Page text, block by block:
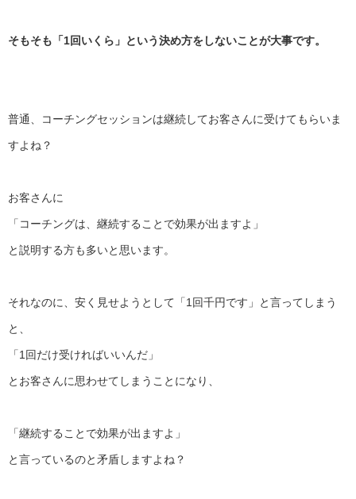
そもそも「1回いくら」という決め方をしないことが大事です。
普通、 コーチングセッションは継続してお客さんに受けてもらいま
すよね ？
お客さんに
「コーチングは、継続することで効果が出ますよ」
と説明する方も多いと思います。
それなのに、安く見せようとして「1回千円です」 と言ってしまう
と、
「1回だけ受ければいいんだ」
とお客さんに思わせてしまうことになり、
「継続することで効果が出ますよ」
と言っているのと矛盾しますよね？